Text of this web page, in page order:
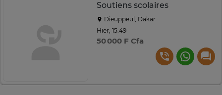
Soutiens scolaires
Dieuppeul, Dakar
Hier, 15:49
50 000 F Cfa